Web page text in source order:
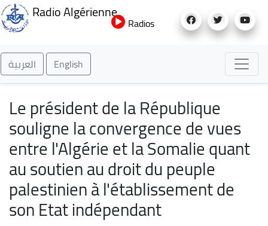
au
Radio Algérienne
Radios
العربية English
Le président de la République
souligne la convergence de vues
entre l'Algérie et la Somalie quant
au soutien au droit du peuple
palestinien à l'établissement de
son Etat indépendant